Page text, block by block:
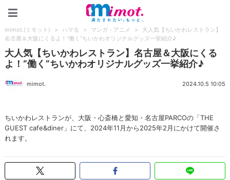
mimot.(ミモット) > ハマる > マンガ・アニメ >
大人気【ちいかわレストラン】
名古屋＆大阪にくるよ！“働く”ちいかわオリジナルグッズ一挙紹介♪
大人気【ちいかわレストラン】名古屋＆大阪にくる
よ！“働く”ちいかわオリジナルグッズ一挙紹介♪
mimot. 2024.10.5 10:05
ちいかわレストランが、大阪・心斎橋と愛知・名古屋PARCOの「THE
GUEST cafe&diner」にて、2024年11月から2025年2月にかけて開催さ
れます。